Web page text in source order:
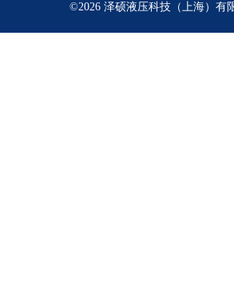
©2026 泽硕液压科技（上海）有